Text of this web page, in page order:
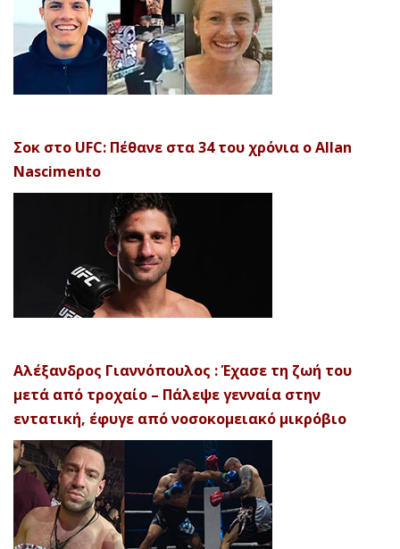
Σοκ στο UFC: Πέθανε στα 34 του χρόνια ο Allan
Nascimento
Αλέξανδρος Γιαννόπουλος : Έχασε τη ζωή του
μετά από τροχαίο – Πάλεψε γενναία στην
εντατική, έφυγε από νοσοκομειακό μικρόβιο